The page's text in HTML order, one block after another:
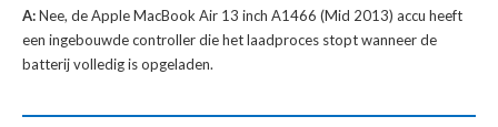
A:Nee, de Apple MacBook Air 13 inch A1466 (Mid 2013) accu heeft
een ingebouwde controller die het laadproces stopt wanneer de
batterij volledig is opgeladen.